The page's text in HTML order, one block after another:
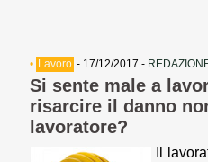
• Lavoro - 17/12/2017 -
Si sente male a
risarcire il danno
lavoratore?
Il